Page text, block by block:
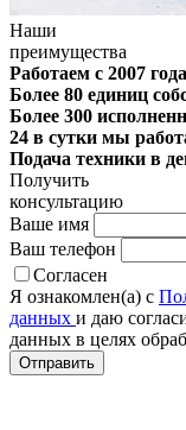
Наши
преимущества
Работаем с 2007 года
Более 80 единиц
Более 300
24 в сутки мы
Подача техники в
Получить
консультацию
Ваше имя
Ваш телефон
Согласен
Я ознакомлен(а) с
данных и даю
данных в целях